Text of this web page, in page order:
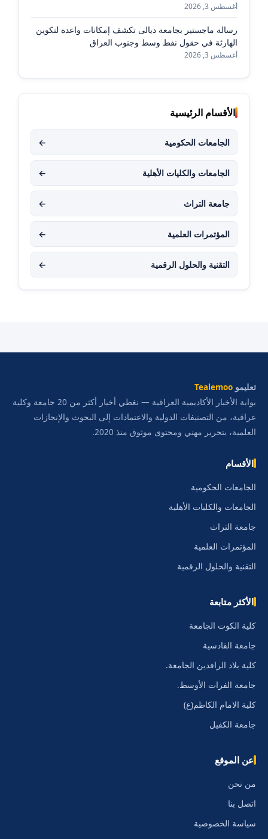
أغسطس 3, 2026
رسالة ماجستير بجامعة ديالى تكشف إمكانات واعدة لتكوين
الهارثة في حقول نفط وسط وجنوب العراق
أغسطس 3, 2026
الأقسام الرئيسية
الجامعات الحكومية ←
الجامعات والكليات الأهلية ←
جامعة التراث ←
المؤتمرات العلمية ←
التقنية والحلول الرقمية ←
تعليمو Tealemoo
بوابة الأخبار الأكاديمية العراقية — نغطي أخبار أكثر من 20 جامعة وكلية
عراقية، من التصنيفات الدولية والاعتمادات إلى البحوث والإنجازات
العلمية، بتحرير مهني ومحتوى موثوق منذ 2020.
الأقسام
الجامعات الحكومية
الجامعات والكليات الأهلية
جامعة التراث
المؤتمرات العلمية
التقنية والحلول الرقمية
الأكثر متابعة
كلية الكوت الجامعة
جامعة القادسية
كلية بلاد الرافدين الجامعة.
جامعة الفرات الأوسط.
كلية الامام الكاظم(ع)
جامعة الكفيل
عن الموقع
من نحن
اتصل بنا
سياسة الخصوصية